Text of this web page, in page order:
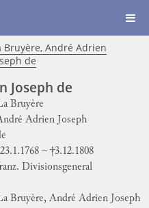
Bruyère, André Adrien
de
Joseph de
Bruyère
Adrien Joseph
– †3.12.1808
Divisionsgeneral
Bruyère, André Adrien Joseph